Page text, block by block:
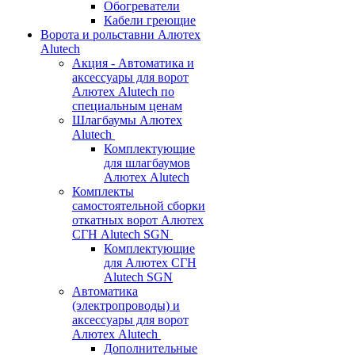
Обогреватели
Кабели греющие
Ворота и рольставни Алютех
Alutech
Акция - Автоматика и
аксессуары для ворот
Алютех Alutech по
специальным ценам
Шлагбаумы Алютех
Alutech
Комплектующие
для шлагбаумов
Алютех Alutech
Комплекты
самостоятельной сборки
откатных ворот Алютех
СГН Alutech SGN
Комплектующие
для Алютех СГН
Alutech SGN
Автоматика
(электропроводы) и
аксессуары для ворот
Алютех Alutech
Дополнительные